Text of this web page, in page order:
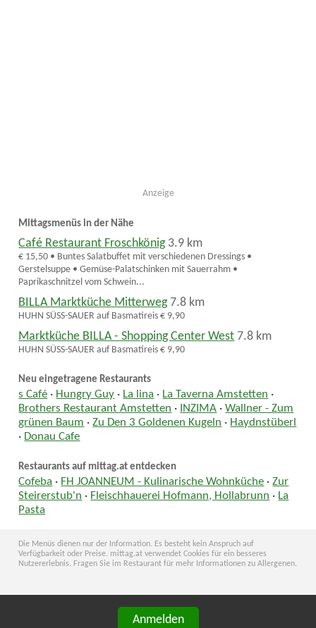
Anzeige
Mittagsmenüs in der Nähe
Café Restaurant Froschkönig 3.9 km
€ 15,50 • Buntes Salatbuffet mit verschiedenen Dressings •
Gerstelsuppe • Gemüse-Palatschinken mit Sauerrahm •
Paprikaschnitzel vom Schwein...
BILLA Marktküche Mitterweg 7.8 km
HUHN SÜSS-SAUER auf Basmatireis € 9,90
Marktküche BILLA - Shopping Center West 7.8 km
HUHN SÜSS-SAUER auf Basmatireis € 9,90
Neu eingetragene Restaurants
s Café · Hungry Guy · La lina · La Taverna Amstetten ·
Brothers Restaurant Amstetten · INZIMA ·Wallner - Zum
grünen Baum ·Zu Den 3 Goldenen Kugeln · Haydnstüberl
· Donau Cafe
Restaurants auf mittag.at entdecken
Cofeba · FH JOANNEUM - Kulinarische Wohnküche ·Zur
Steirerstub'n · Fleischhauerei Hofmann, Hollabrunn · La
Pasta
Die Menüs dienen nur der Information. Es besteht kein Anspruch auf
Verfügbarkeit oder Preise. mittag.at verwendet Cookies für ein besseres
Nutzererlebnis. Fragen Sie im Restaurant für mehr Informationen zu Allergenen.
Anmelden